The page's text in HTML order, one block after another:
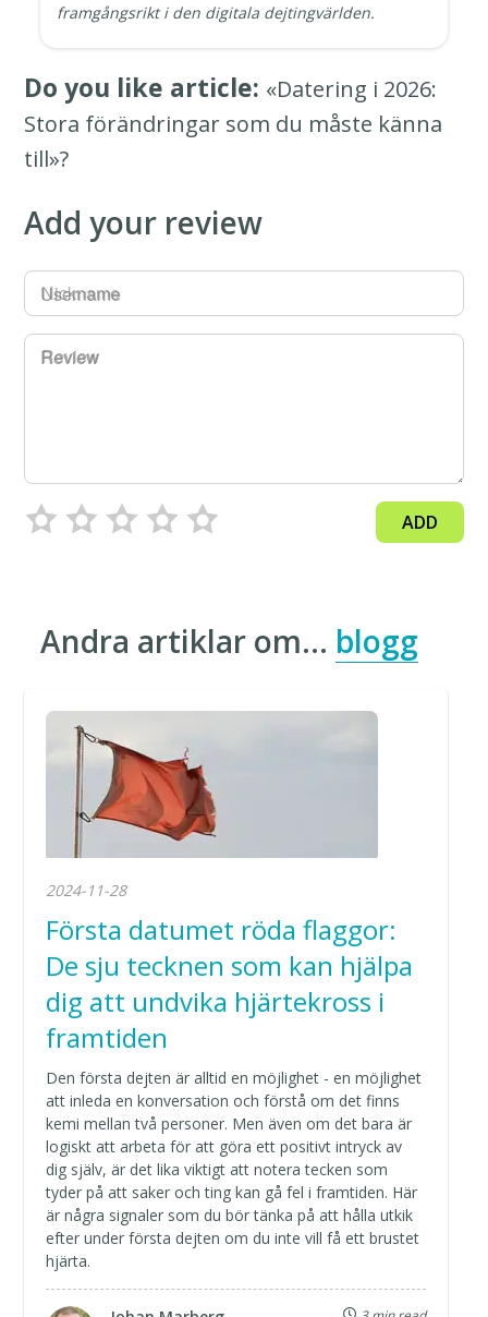
framgångsrikt i den digitala dejtingvärlden.
Do you like article: «Datering i 2026:
Stora förändringar som du måste känna
till»?
Add your review
Username
Review
ADD
Andra artiklar om… blogg
2024-11-28
Första datumet röda flaggor:
De sju tecknen som kan hjälpa
dig att undvika hjärtekross i
framtiden
Den första dejten är alltid en möjlighet - en möjlighet
att inleda en konversation och förstå om det finns
kemi mellan två personer. Men även om det bara är
logiskt att arbeta för att göra ett positivt intryck av
dig själv, är det lika viktigt att notera tecken som
tyder på att saker och ting kan gå fel i framtiden. Här
är några signaler som du bör tänka på att hålla utkik
efter under första dejten om du inte vill få ett brustet
hjärta.